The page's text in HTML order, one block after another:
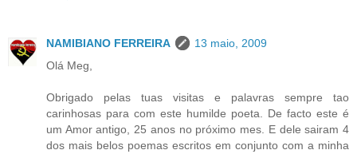
NAMIBIANO FERREIRA
13 maio, 2009
Olá Meg,
Obrigado pelas tuas visitas e palavras sempre tao
carinhosas para com este humilde poeta. De facto este é
um Amor antigo, 25 anos no próximo mes. E dele sairam 4
dos mais belos poemas escritos em conjunto com a minha